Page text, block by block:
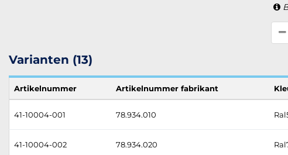
Varianten (13)
Artikelnummer Artikelnummer fabrikant
41-10004-001 78.934.010
41-10004-002 78.934.020